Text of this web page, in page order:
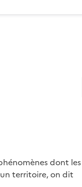
dont les
territoire, on dit